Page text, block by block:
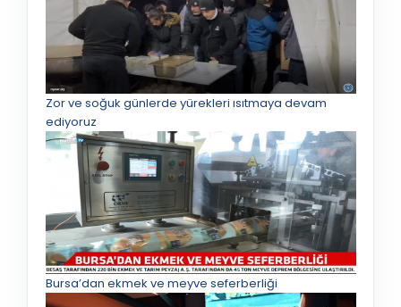
Zor ve soğuk günlerde yürekleri ısıtmaya devam
ediyoruz
Bursa’dan ekmek ve meyve seferberliği